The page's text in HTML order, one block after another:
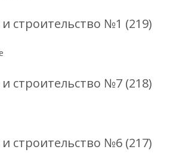
строительство №1 (219)
строительство №7 (218)
строительство №6 (217)